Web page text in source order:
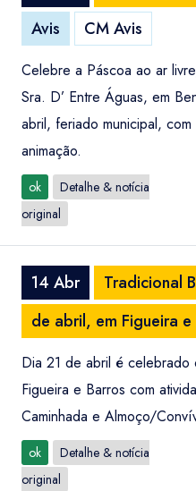
Avis
CM Avis
Celebre a Páscoa ao ar
Sra. D’ Entre Águas, em
abril, feriado municipal,
animação.
ok
Detalhe & notícia
original
14 Abr
Tradicional
de abril, em Figueira e
Dia 21 de abril é celebrado
Figueira e Barros com
Caminhada e Almoço/
ok
Detalhe & notícia
original